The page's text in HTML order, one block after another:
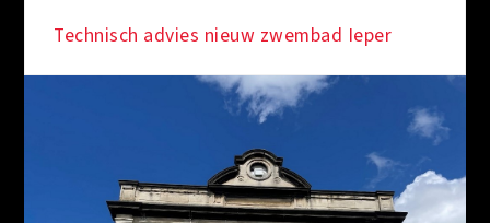
Technisch advies nieuw zwembad Ieper